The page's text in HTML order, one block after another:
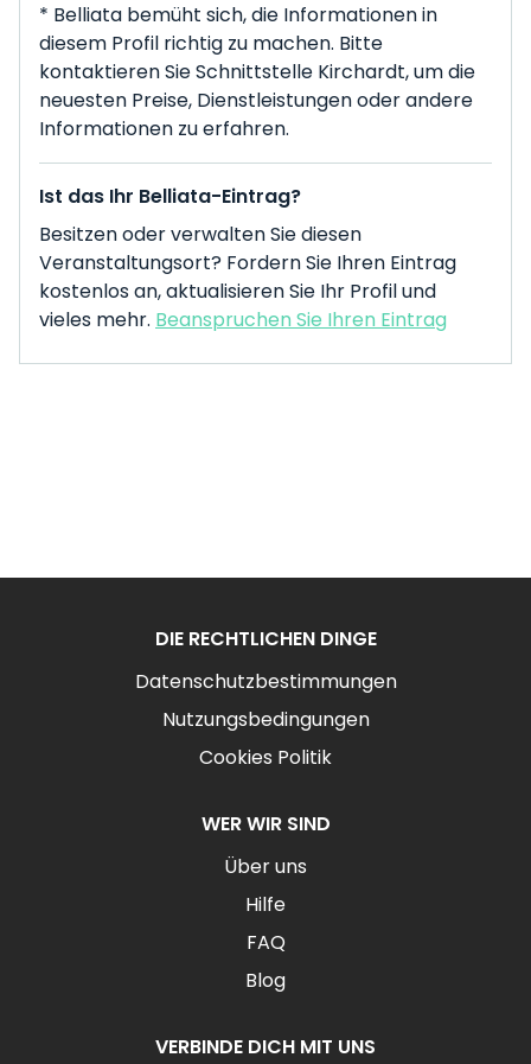
* Belliata bemüht sich, die Informationen in
diesem Profil richtig zu machen. Bitte
kontaktieren Sie Schnittstelle Kirchardt, um die
neuesten Preise, Dienstleistungen oder andere
Informationen zu erfahren.
Ist das Ihr Belliata-Eintrag?
Besitzen oder verwalten Sie diesen
Veranstaltungsort? Fordern Sie Ihren Eintrag
kostenlos an, aktualisieren Sie Ihr Profil und
vieles mehr. Beanspruchen Sie Ihren Eintrag
DIE RECHTLICHEN DINGE
Datenschutzbestimmungen
Nutzungsbedingungen
Cookies Politik
WER WIR SIND
Über uns
Hilfe
FAQ
Blog
VERBINDE DICH MIT UNS